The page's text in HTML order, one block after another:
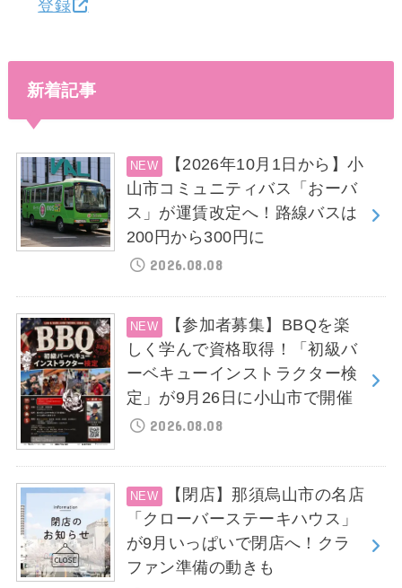
登録
新着記事
【2026年10月1日から】小
山市コミュニティバス「おーバ
ス」が運賃改定へ！路線バスは
200円から300円に
2026.08.08
【参加者募集】BBQを楽
しく学んで資格取得！「初級バ
ーベキューインストラクター検
定」が9月26日に小山市で開催
2026.08.08
【閉店】那須烏山市の名店
「クローバーステーキハウス」
が9月いっぱいで閉店へ！クラ
ファン準備の動きも